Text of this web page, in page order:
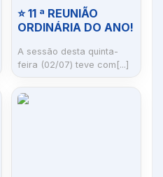
⭐ 11 ª REUNIÃO
ORDINÁRIA DO ANO!
A sessão desta quinta-
feira (02/07) teve com[...]